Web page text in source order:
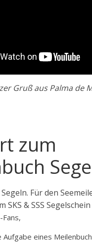
Gruß aus Palma de
zum
Aufgabe eines